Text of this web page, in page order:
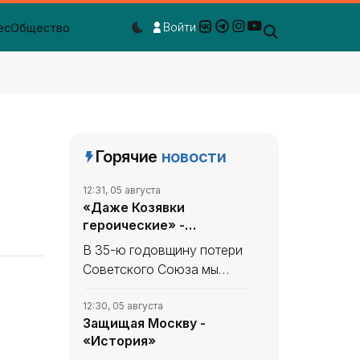
Общество
Dark mode toggle
Войти
Горячие новости
12:31, 05 августа
«Даже Козявки
героические» -
«История»
В 35-ю годовщину потери
Советского Союза мы
что уникального и
полезного сделано в
СССР. В минувшем
12:30, 05 августа
Защищая Москву -
«История»